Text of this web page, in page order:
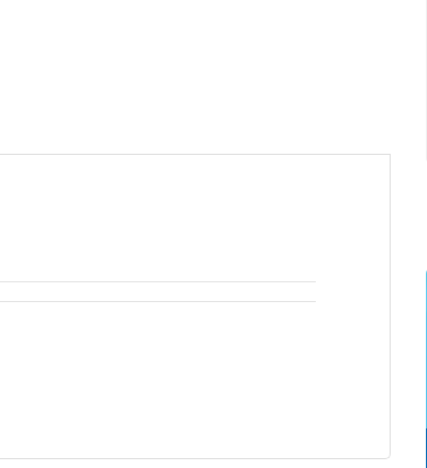
Dikke film Weerstand